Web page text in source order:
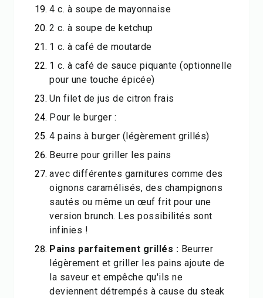
4 c. à soupe de mayonnaise
2 c. à soupe de ketchup
1 c. à café de moutarde
1 c. à café de sauce piquante (optionnelle
pour une touche épicée)
Un filet de jus de citron frais
Pour le burger :
4 pains à burger (légèrement grillés)
Beurre pour griller les pains
avec différentes garnitures comme des
oignons caramélisés, des champignons
sautés ou même un œuf frit pour une
version brunch. Les possibilités sont
infinies !
Pains parfaitement grillés : Beurrer
légèrement et griller les pains ajoute de
la saveur et empêche qu'ils ne
deviennent détrempés à cause du steak